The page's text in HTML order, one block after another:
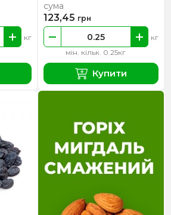
кг
мін. кільк. 0.25кг
кг
сума
123,45 грн
Купити